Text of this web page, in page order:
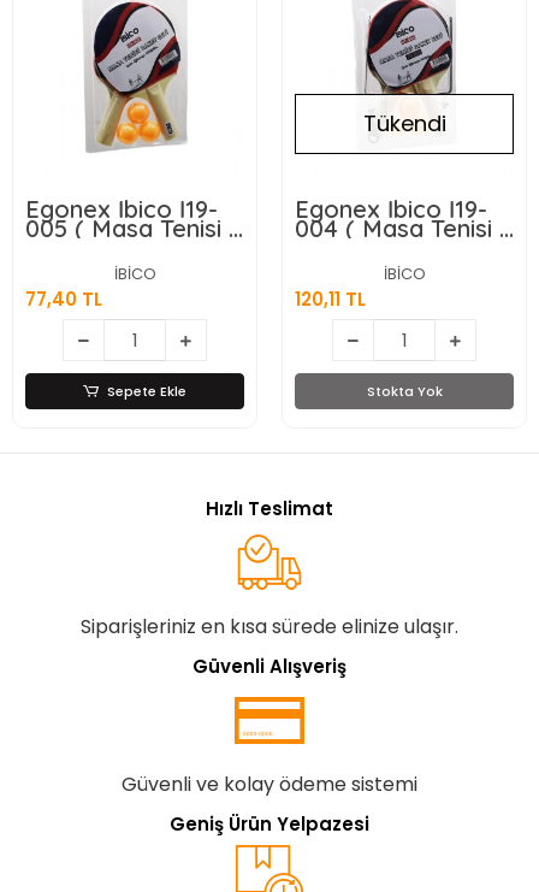
Egonex İbico İ19-
005 ( Masa Tenisi )
( Pinpon ) ( Raket
) Seti ( 2pcs Raket
- 3pcs Top )*80
İBİCO
77,40 TL
Sepete Ekle
Tükendi
Egonex İbico İ19-
004 ( Masa Tenisi )
( Fileli ) Pinpon
Raket Seti ( 2pcs
Raket & 3pcs Top
& 1pcs File - Ayak
İBİCO
120,11 TL
Stokta Yok
Hızlı Teslimat
Siparişleriniz en kısa sürede elinize ulaşır.
Güvenli Alışveriş
Güvenli ve kolay ödeme sistemi
Geniş Ürün Yelpazesi